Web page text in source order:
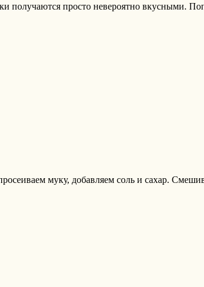
получаются просто невероятно вкусными.
муку, добавляем соль и сахар.